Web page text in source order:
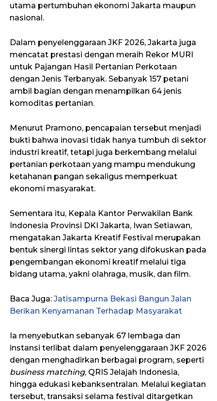
utama pertumbuhan ekonomi Jakarta maupun
nasional.
Dalam penyelenggaraan JKF 2026, Jakarta juga
mencatat prestasi dengan meraih Rekor MURI
untuk Pajangan Hasil Pertanian Perkotaan
dengan Jenis Terbanyak. Sebanyak 157 petani
ambil bagian dengan menampilkan 64 jenis
komoditas pertanian.
Menurut Pramono, pencapaian tersebut menjadi
bukti bahwa inovasi tidak hanya tumbuh di sektor
industri kreatif, tetapi juga berkembang melalui
pertanian perkotaan yang mampu mendukung
ketahanan pangan sekaligus memperkuat
ekonomi masyarakat.
Sementara itu, Kepala Kantor Perwakilan Bank
Indonesia Provinsi DKI Jakarta, Iwan Setiawan,
mengatakan Jakarta Kreatif Festival merupakan
bentuk sinergi lintas sektor yang difokuskan pada
pengembangan ekonomi kreatif melalui tiga
bidang utama, yakni olahraga, musik, dan film.
Baca Juga: Jatisampurna Bekasi Bangun Jalan
Berikan Kenyamanan Terhadap Masyarakat
Ia menyebutkan sebanyak 67 lembaga dan
instansi terlibat dalam penyelenggaraan JKF 2026
dengan menghadirkan berbagai program, seperti
business matching, QRIS Jelajah Indonesia,
hingga edukasi kebanksentralan. Melalui kegiatan
tersebut, transaksi selama festival ditargetkan